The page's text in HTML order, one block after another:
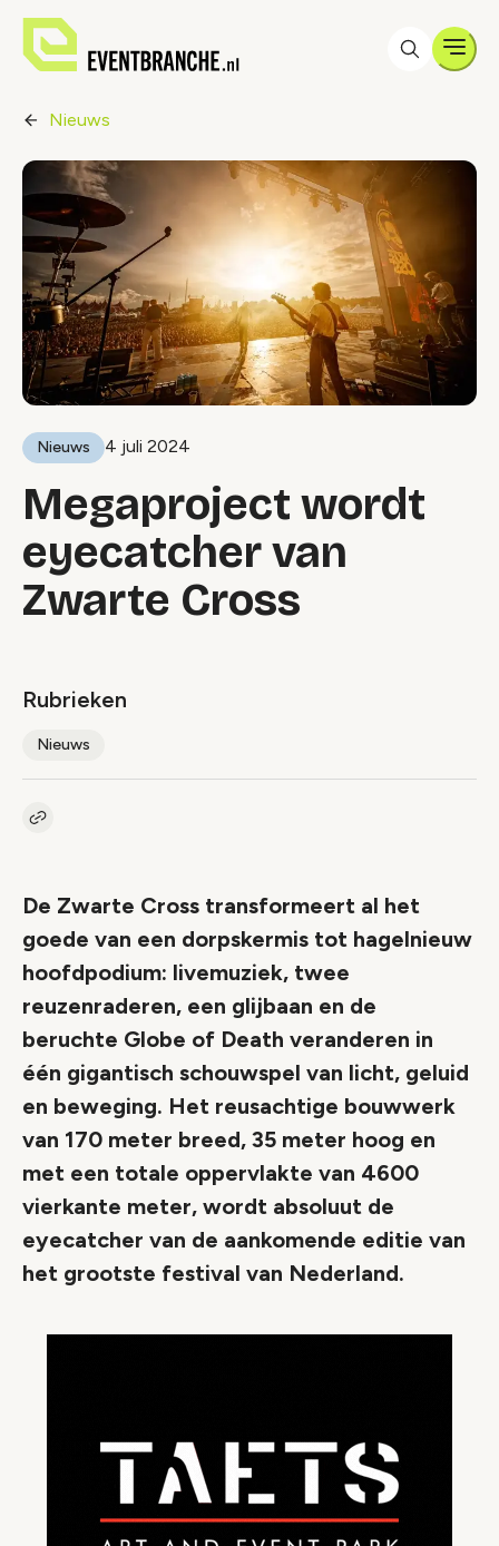
Nieuws
Nieuws 4 juli 2024
Megaproject wordt
eyecatcher van
Zwarte Cross
Rubrieken
Nieuws
Kopieer link naar artikel
De Zwarte Cross transformeert al het
goede van een dorpskermis tot hagelnieuw
hoofdpodium: livemuziek, twee
reuzenraderen, een glijbaan en de
beruchte Globe of Death veranderen in
één gigantisch schouwspel van licht, geluid
en beweging. Het reusachtige bouwwerk
van 170 meter breed, 35 meter hoog en
met een totale oppervlakte van 4600
vierkante meter, wordt absoluut de
eyecatcher van de aankomende editie van
het grootste festival van Nederland.